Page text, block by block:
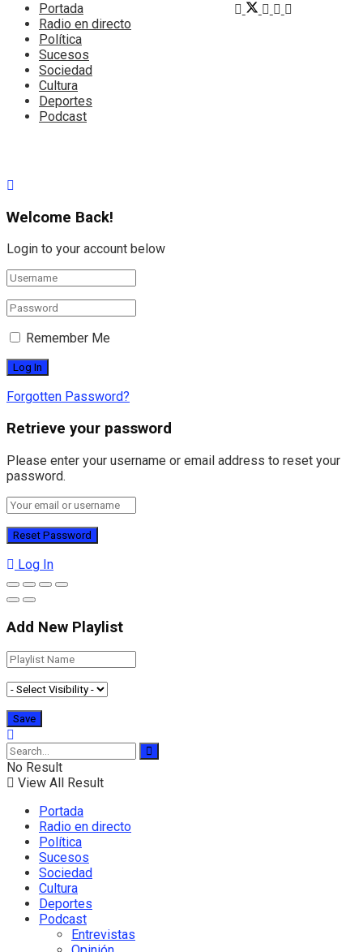
Portada
Radio en directo
Política
Sucesos
Sociedad
Cultura
Deportes
Podcast
Welcome Back!
Login to your account below
Remember Me
Forgotten Password?
Retrieve your password
Please enter your username or email address to reset your
password.
Log In
Add New Playlist
No Result
View All Result
Portada
Radio en directo
Política
Sucesos
Sociedad
Cultura
Deportes
Podcast
Entrevistas